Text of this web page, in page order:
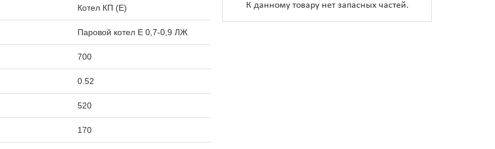
Котел КП (Е)
Паровой котел Е 0,7-0,9 ЛЖ
700
0.52
520
170
К данному товару нет запасных частей.